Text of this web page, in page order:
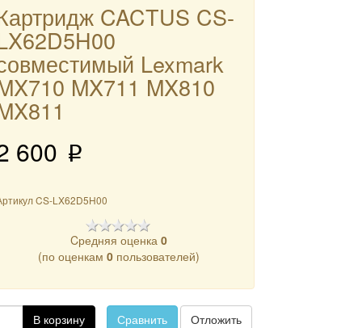
CACTUS CS-
Lexmark
MX711 MX810
600 p
CS-LX62D5H00
Cредняя оценка0
(по оценкам0 пользователей)
В корзину Сравнить Отложить